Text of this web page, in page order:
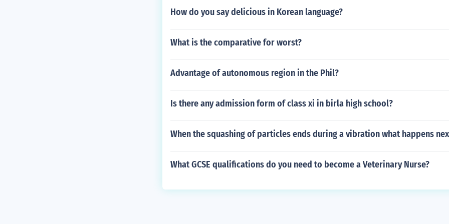
How do you say delicious in Korean language?
What is the comparative for worst?
Advantage of autonomous region in the Phil?
Is there any admission form of class xi in birla high school?
When the squashing of particles ends during a vibration what happens
What GCSE qualifications do you need to become a Veterinary Nurse?